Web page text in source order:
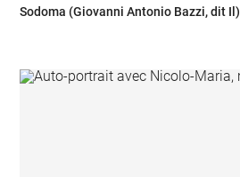
Sodoma (Giovanni Antonio Bazzi, dit Il)